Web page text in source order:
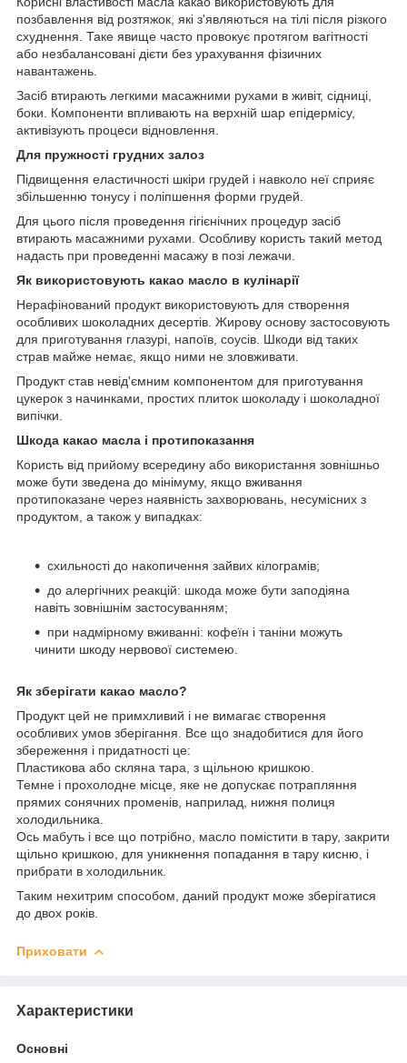
позбавлення від розтяжок, які з'являються на тілі після різкого
схуднення. Таке явище часто провокує протягом вагітності
або незбалансовані дієти без урахування фізичних
навантажень.
Засіб втирають легкими масажними рухами в живіт, сідниці,
боки. Компоненти впливають на верхній шар епідермісу,
активізують процеси відновлення.
Для пружності грудних залоз
Підвищення еластичності шкіри грудей і навколо неї сприяє
збільшенню тонусу і поліпшення форми грудей.
Для цього після проведення гігієнічних процедур засіб
втирають масажними рухами. Особливу користь такий метод
надасть при проведенні масажу в позі лежачи.
Як використовують какао масло в кулінарії
Нерафінований продукт використовують для створення
особливих шоколадних десертів. Жирову основу застосовують
для приготування глазурі, напоїв, соусів. Шкоди від таких
страв майже немає, якщо ними не зловживати.
Продукт став невід'ємним компонентом для приготування
цукерок з начинками, простих плиток шоколаду і шоколадної
випічки.
Шкода какао масла і протипоказання
Користь від прийому всередину або використання зовнішньо
може бути зведена до мінімуму, якщо вживання
протипоказане через наявність захворювань, несумісних з
продуктом, а також у випадках:
схильності до накопичення зайвих кілограмів;
до алергічних реакцій: шкода може бути заподіяна
навіть зовнішнім застосуванням;
при надмірному вживанні: кофеїн і таніни можуть
чинити шкоду нервової системею.
Як зберігати какао масло?
Продукт цей не примхливий і не вимагає створення
особливих умов зберігання. Все що знадобитися для його
збереження і придатності це:
Пластикова або скляна тара, з щільною кришкою.
Темне і прохолодне місце, яке не допускає потрапляння
прямих сонячних променів, наприлад, нижня полиця
холодильника.
Ось мабуть і все що потрібно, масло помістити в тару, закрити
щільно кришкою, для уникнення попадання в тару кисню, і
прибрати в холодильник.
Таким нехитрим способом, даний продукт може зберігатися
до двох років.
Приховати
Характеристики
Основні